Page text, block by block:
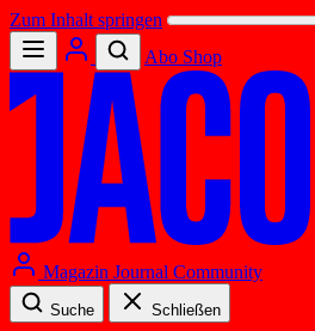
Zum Inhalt springen
Abo Shop
Magazin Journal Community
Suche Schließen